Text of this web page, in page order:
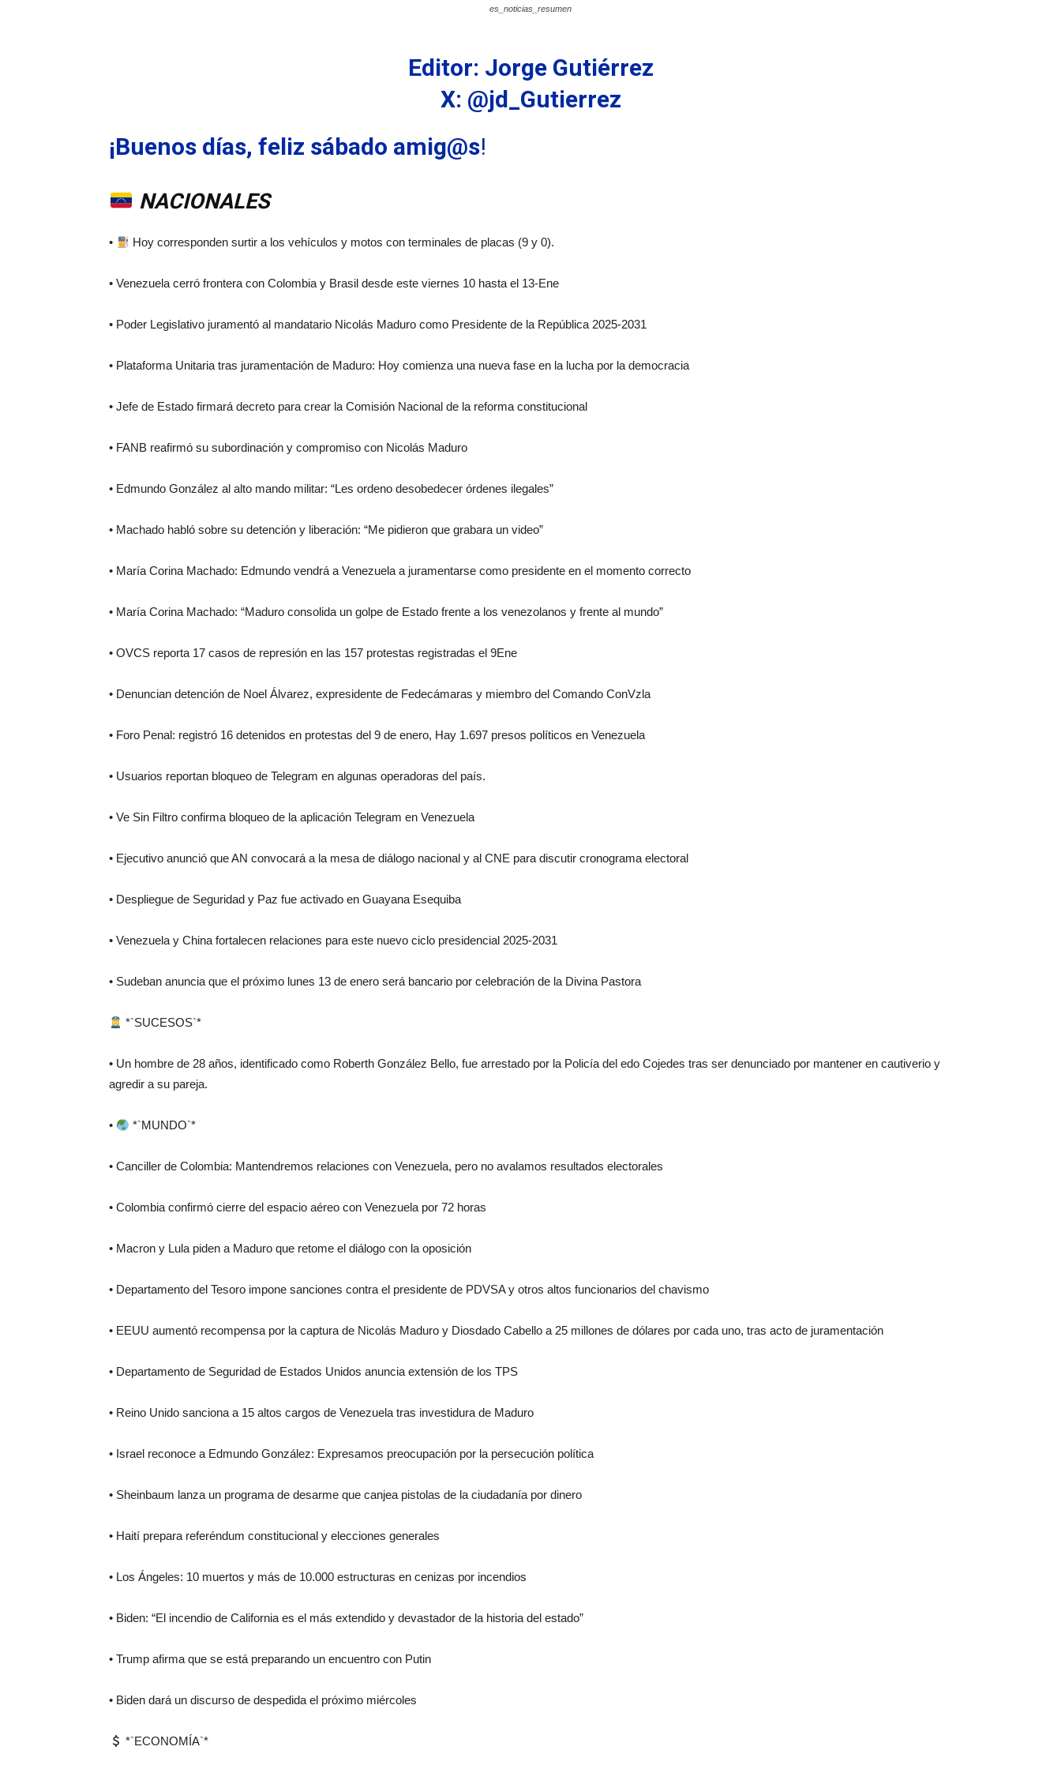
es_noticias_resumen
Editor: Jorge Gutiérrez
X: @jd_Gutierrez
¡Buenos días, feliz sábado amig@s!
NACIONALES
• Hoy corresponden surtir a los vehículos y motos con terminales de placas (9 y 0).
• Venezuela cerró frontera con Colombia y Brasil desde este viernes 10 hasta el 13-Ene
• Poder Legislativo juramentó al mandatario Nicolás Maduro como Presidente de la República 2025-2031
• Plataforma Unitaria tras juramentación de Maduro: Hoy comienza una nueva fase en la lucha por la democracia
• Jefe de Estado firmará decreto para crear la Comisión Nacional de la reforma constitucional
• FANB reafirmó su subordinación y compromiso con Nicolás Maduro
• Edmundo González al alto mando militar: “Les ordeno desobedecer órdenes ilegales”
• Machado habló sobre su detención y liberación: “Me pidieron que grabara un video”
• María Corina Machado: Edmundo vendrá a Venezuela a juramentarse como presidente en el momento correcto
• María Corina Machado: “Maduro consolida un golpe de Estado frente a los venezolanos y frente al mundo”
• OVCS reporta 17 casos de represión en las 157 protestas registradas el 9Ene
• Denuncian detención de Noel Álvarez, expresidente de Fedecámaras y miembro del Comando ConVzla
• Foro Penal: registró 16 detenidos en protestas del 9 de enero, Hay 1.697 presos políticos en Venezuela
• Usuarios reportan bloqueo de Telegram en algunas operadoras del país.
• Ve Sin Filtro confirma bloqueo de la aplicación Telegram en Venezuela
• Ejecutivo anunció que AN convocará a la mesa de diálogo nacional y al CNE para discutir cronograma electoral
• Despliegue de Seguridad y Paz fue activado en Guayana Esequiba
• Venezuela y China fortalecen relaciones para este nuevo ciclo presidencial 2025-2031
• Sudeban anuncia que el próximo lunes 13 de enero será bancario por celebración de la Divina Pastora
*`SUCESOS`*
• Un hombre de 28 años, identificado como Roberth González Bello, fue arrestado por la Policía del edo Cojedes tras ser denunciado por mantener en cautiverio y
agredir a su pareja.
• *`MUNDO`*
• Canciller de Colombia: Mantendremos relaciones con Venezuela, pero no avalamos resultados electorales
• Colombia confirmó cierre del espacio aéreo con Venezuela por 72 horas
• Macron y Lula piden a Maduro que retome el diálogo con la oposición
• Departamento del Tesoro impone sanciones contra el presidente de PDVSA y otros altos funcionarios del chavismo
• EEUU aumentó recompensa por la captura de Nicolás Maduro y Diosdado Cabello a 25 millones de dólares por cada uno, tras acto de juramentación
• Departamento de Seguridad de Estados Unidos anuncia extensión de los TPS
• Reino Unido sanciona a 15 altos cargos de Venezuela tras investidura de Maduro
• Israel reconoce a Edmundo González: Expresamos preocupación por la persecución política
• Sheinbaum lanza un programa de desarme que canjea pistolas de la ciudadanía por dinero
• Haití prepara referéndum constitucional y elecciones generales
• Los Ángeles: 10 muertos y más de 10.000 estructuras en cenizas por incendios
• Biden: “El incendio de California es el más extendido y devastador de la historia del estado”
• Trump afirma que se está preparando un encuentro con Putin
• Biden dará un discurso de despedida el próximo miércoles
*`ECONOMÍA`*